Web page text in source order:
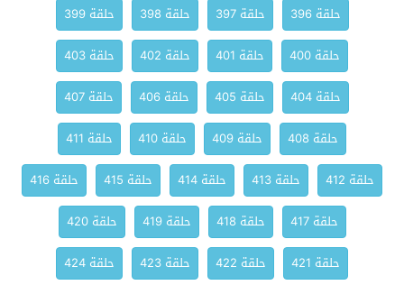
حلقة 396
حلقة 397 حلقة 398
حلقة 399
حلقة 400
حلقة 401 حلقة 402
حلقة 403
حلقة 404
حلقة 405 حلقة 406
حلقة 407
حلقة 408
حلقة 409 حلقة 410
حلقة 411
حلقة 412
حلقة 413 حلقة 414 حلقة 415
حلقة 416
حلقة 417
حلقة 418 حلقة 419
حلقة 420
حلقة 421
حلقة 422 حلقة 423 حلقة 424